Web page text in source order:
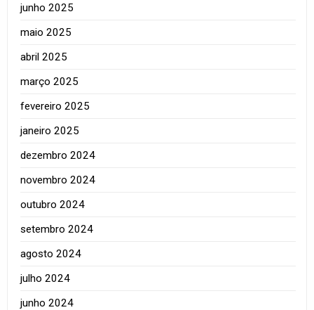
junho 2025
maio 2025
abril 2025
março 2025
fevereiro 2025
janeiro 2025
dezembro 2024
novembro 2024
outubro 2024
setembro 2024
agosto 2024
julho 2024
junho 2024